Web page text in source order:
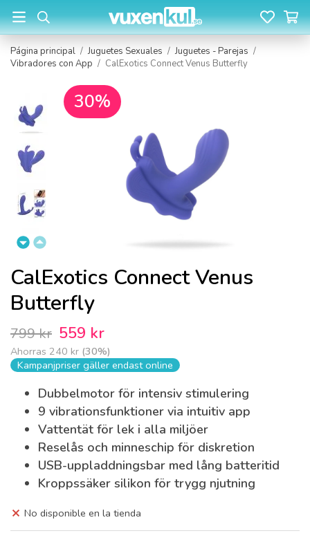
Página principal / Juguetes Sexuales / Juguetes - Parejas /
Vibradores con App / CalExotics Connect Venus Butterfly
30%
CalExotics Connect Venus
Butterfly
799 kr 559 kr
Ahorras 240 kr (30%)
Kampanjpriser gäller endast online
Dubbelmotor för intensiv stimulering
9 vibrationsfunktioner via intuitiv app
Vattentät för lek i alla miljöer
Reselås och minneschip för diskretion
USB-uppladdningsbar med lång batteritid
Kroppssäker silikon för trygg njutning
No disponible en la tienda